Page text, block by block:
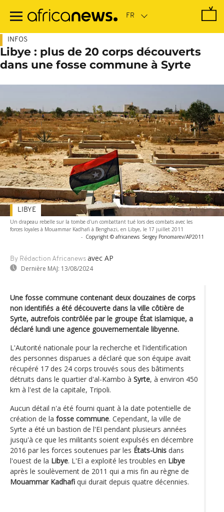
contenu
INFOS
Libye : plus de 20 corps découverts
dans une fosse commune à Syrte
Un drapeau rebelle sur la tombe d'un combattant tué lors des combats avec les
forces loyales à Mouammar Kadhafi à Benghazi, en Libye, le 17 juillet 2011
- Copyright © africanews Sergey Ponomarev/AP2011
By Rédaction Africanews avec AP
Dernière MAJ: 13/08/2024
LIBYE
Une fosse commune contenant deux douzaines de corps
non identifiés a été découverte dans la ville côtière de
Syrte, autrefois contrôlée par le groupe État islamique, a
déclaré lundi une agence gouvernementale libyenne.
L'Autorité nationale pour la recherche et l'identification
des personnes disparues a déclaré que son équipe avait
récupéré 17 des 24 corps trouvés sous des bâtiments
détruits dans le quartier d'al-Kambo à Syrte, à environ 450
km à l'est de la capitale, Tripoli.
Aucun détail n'a été fourni quant à la date potentielle de
création de la fosse commune. Cependant, la ville de
Syrte a été un bastion de l'EI pendant plusieurs années
jusqu'à ce que les militants soient expulsés en décembre
2016 par les forces soutenues par les États-Unis dans
l'ouest de la Libye. L'EI a exploité les troubles en Libye
après le soulèvement de 2011 qui a mis fin au règne de
Mouammar Kadhafi qui durait depuis quatre décennies.